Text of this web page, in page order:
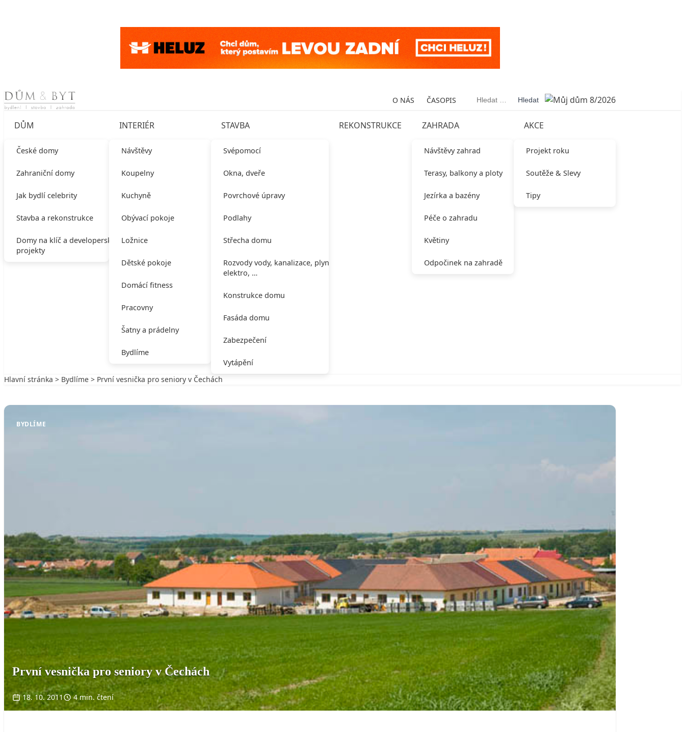
Skip to content O NÁS ČASOPIS Vyhledávání
DŮM
České domy
Zahraniční domy
Jak bydlí celebrity
Stavba a rekonstrukce
Domy na klíč a developerské
projekty
INTERIÉR
Návštěvy
Koupelny
Kuchyně
Obývací pokoje
Ložnice
Dětské pokoje
Domácí fitness
Pracovny
Šatny a prádelny
Bydlíme
STAVBA
Svépomocí
Okna, dveře
Povrchové úpravy
Podlahy
Střecha domu
Rozvody vody, kanalizace, plynu,
elektro, …
Konstrukce domu
Fasáda domu
Zabezpečení
Vytápění
REKONSTRUKCE ZAHRADA
Návštěvy zahrad
Terasy, balkony a ploty
Jezírka a bazény
Péče o zahradu
Květiny
Odpočinek na zahradě
AKCE
Projekt roku
Soutěže & Slevy
Tipy
Hlavní stránka > Bydlíme > První vesnička pro seniory v Čechách
BYDLÍME
První vesnička pro seniory v Čechách
18. 10. 2011 4 min. čtení